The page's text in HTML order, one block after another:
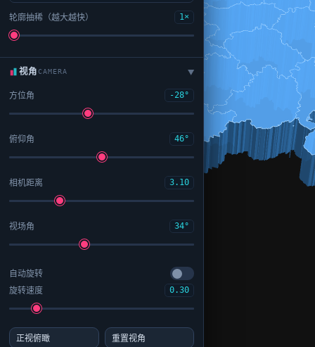
轮廓抽稀（越大越快） 1×
视角CAMERA ▶
方位角 -28°
俯仰角 46°
相机距离 3.10
视场角 34°
自动旋转
旋转速度
0.30
正视俯瞰 重置视角